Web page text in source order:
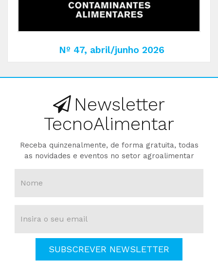
Nº 47, abril/junho 2026
Newsletter
TecnoAlimentar
Receba quinzenalmente, de forma gratuita, todas
as novidades e eventos no setor agroalimentar
SUBSCREVER NEWSLETTER